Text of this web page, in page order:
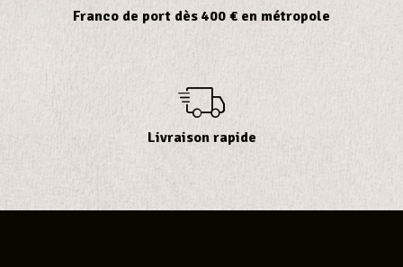
Franco de port dès 400 € en métropole
Livraison rapide